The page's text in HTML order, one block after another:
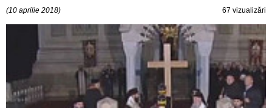
(10 aprilie 2018) 67 vizualizări